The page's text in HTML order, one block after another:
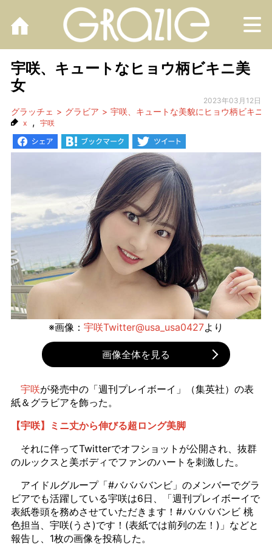
宇咲、キュートなヒョウ柄ビキニ美
女
2023年03月12日
グラッチェ グラビア 宇咲、キュートな美貌にヒョウ柄ビキニ
x , 宇咲
※画像： 宇咲Twitter@usa_usa0427より
画像全体を見る
宇咲が発売中の「週刊プレイボーイ」（集英社）の表
紙＆グラビアを飾った。
【宇咲】ミニ丈から伸びる超ロング美脚
それに伴ってTwitterでオフショットが公開され、抜群
のルックスと美ボディでファンのハートを刺激した。
アイドルグループ「#ババババンビ」のメンバーでグラ
ビアでも活躍している宇咲は6日、「週刊プレイボーイで
表紙巻頭を務めさせていただきます！#ババババンビ 桃
色担当、宇咲(うさ)です！(表紙では前列の左！)」などと
報告し、1枚の画像を投稿した。